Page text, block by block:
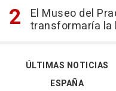
El Museo del
transformaría la
ÚLTIMAS NOTICIAS
ESPAÑA